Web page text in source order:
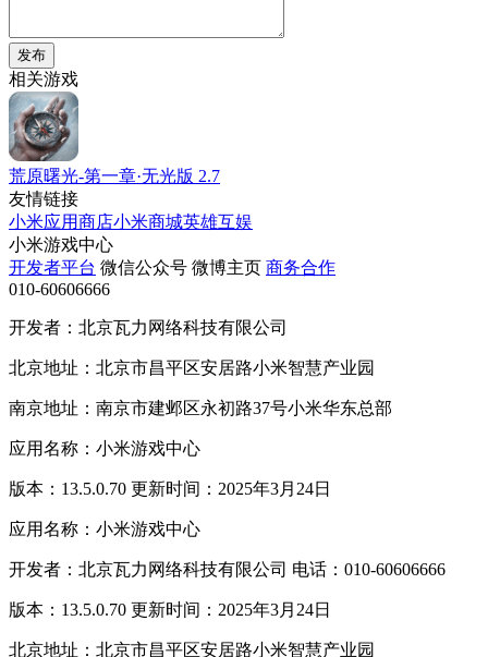
发布
相关游戏
荒原曙光-第一章·无光版 2.7
友情链接
小米应用商店小米商城英雄互娱
小米游戏中心
开发者平台 微信公众号 微博主页 商务合作
010-60606666
开发者：北京瓦力网络科技有限公司
北京地址：北京市昌平区安居路小米智慧产业园
南京地址：南京市建邺区永初路37号小米华东总部
应用名称：小米游戏中心
版本：13.5.0.70 更新时间：2025年3月24日
应用名称：小米游戏中心
开发者：北京瓦力网络科技有限公司 电话：010-60606666
版本：13.5.0.70 更新时间：2025年3月24日
北京地址：北京市昌平区安居路小米智慧产业园